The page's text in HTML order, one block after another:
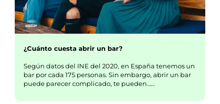
¿Cuánto cuesta abrir un bar?
Según datos del INE del 2020, en España tenemos un
bar por cada 175 personas. Sin embargo, abrir un bar
puede parecer complicado, te pueden……